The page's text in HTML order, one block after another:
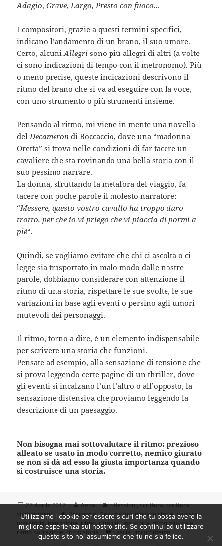
Adagio,Grave,Largo, Presto con fuoco...
I compositori, grazie a questi termini specifici,
indicano l’andamento di un brano, il suo umore.
Certo, alcuniAllegri sono più allegri di altri (a volte
ci sono indicazioni di tempo con il metronomo). Più
o meno precise, queste indicazioni descrivono il
ritmo del brano che si va ad eseguire con la voce,
con uno strumento o più strumenti insieme.
Pensando al ritmo, mi viene in mente una novella
delDecameron di Boccaccio, dove una “madonna
Oretta” si trova nelle condizioni di far tacere un
cavaliere che sta rovinando una bella storia con il
suo pessimo narrare.
La donna, sfruttando la metafora del viaggio, fa
tacere con poche parole il molesto narratore:
“Messere, questo vostro cavallo ha troppo duro
trotto, per che io vi priego che vi piaccia di pormi a
piè“.
Quindi, se vogliamo evitare che chi ci ascolta o ci
legge sia trasportato in malo modo dalle nostre
parole, dobbiamo considerare con attenzione il
ritmo di una storia, rispettare le sue svolte, le sue
variazioni in base agli eventi o persino agli umori
mutevoli dei personaggi.
Il ritmo, torno a dire, è un elemento indispensabile
per scrivere una storia che funzioni.
Pensate ad esempio, alla sensazione di tensione che
si prova leggendo certe pagine di un thriller, dove
gli eventi si incalzano l’un l’altro o all’opposto, la
sensazione distensiva che proviamo leggendo la
descrizione di un paesaggio.
Non bisogna mai sottovalutare il ritmo: prezioso
alleato se usato in modo corretto, nemico giurato
se non si dà ad esso la giusta importanza quando
si costruisce una storia.
Scritto
il
27 Aprile 2017 Autore
Anna Categorie
riflessioni,scrittura,scrittura:
suggerimenti
Tag
Boccaccio,Decameron, narrare storie,narrare
una storia , narrazione, ritmo, ritmo di una storia,ritmo musicale,
ritmo narrazione,ritmo storia Lascia un commentosu Narrare storie
Utilizziamo i cookie per essere sicuri che tu possa avere la
migliore esperienza sul nostro sito. Se continui ad utilizzare
questo sito noi assumiamo che tu ne sia felice.